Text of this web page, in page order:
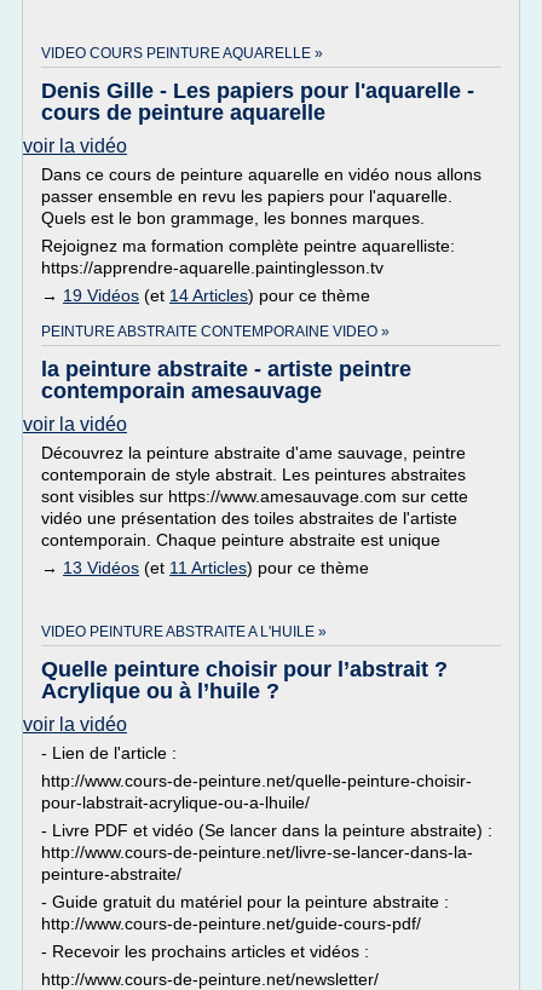
VIDEO COURS PEINTURE AQUARELLE »
Denis Gille - Les papiers pour l'aquarelle -
cours de peinture aquarelle
voir la vidéo
Dans ce cours de peinture aquarelle en vidéo nous allons
passer ensemble en revu les papiers pour l'aquarelle.
Quels est le bon grammage, les bonnes marques.
Rejoignez ma formation complète peintre aquarelliste:
https://apprendre-aquarelle.paintinglesson.tv
→ 19 Vidéos (et 14 Articles) pour ce thème
PEINTURE ABSTRAITE CONTEMPORAINE VIDEO »
la peinture abstraite - artiste peintre
contemporain amesauvage
voir la vidéo
Découvrez la peinture abstraite d'ame sauvage, peintre
contemporain de style abstrait. Les peintures abstraites
sont visibles sur https://www.amesauvage.com sur cette
vidéo une présentation des toiles abstraites de l'artiste
contemporain. Chaque peinture abstraite est unique
→ 13 Vidéos (et 11 Articles) pour ce thème
VIDEO PEINTURE ABSTRAITE A L'HUILE »
Quelle peinture choisir pour l’abstrait ?
Acrylique ou à l’huile ?
voir la vidéo
- Lien de l'article :
http://www.cours-de-peinture.net/quelle-peinture-choisir-
pour-labstrait-acrylique-ou-a-lhuile/
- Livre PDF et vidéo (Se lancer dans la peinture abstraite) :
http://www.cours-de-peinture.net/livre-se-lancer-dans-la-
peinture-abstraite/
- Guide gratuit du matériel pour la peinture abstraite :
http://www.cours-de-peinture.net/guide-cours-pdf/
- Recevoir les prochains articles et vidéos :
http://www.cours-de-peinture.net/newsletter/